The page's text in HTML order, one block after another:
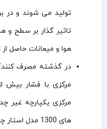
تولید می شوند و در
تاثیر گذار بر سطح و
هوا و میعانات حاصل
در گذشته مصرف
مرکزی یکپارچه غیر